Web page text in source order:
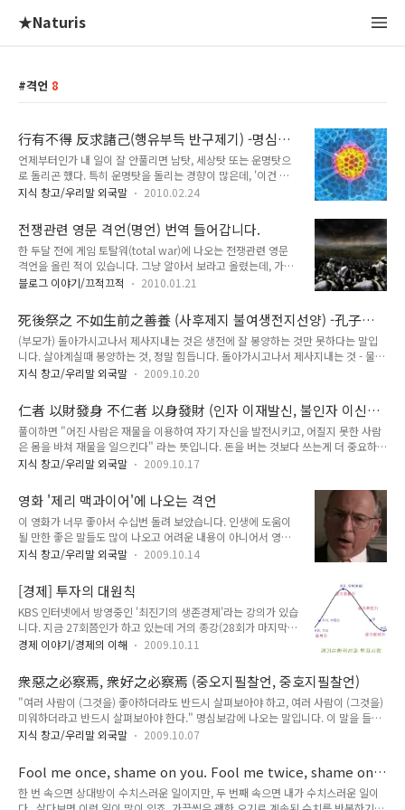
★Naturis
격언 8
行有不得 反求諸己(행유부득 반구제기) -명심보
감-
언제부터인가 내 일이 잘 안풀리면 남탓, 세상탓 또는 운명탓으
로 돌리곤 했다. 특히 운명탓을 돌리는 경향이 많은데, '이건 어
쩔 수 없이 이렇게 된거야', '이 일은 이렇게 될 수 밖에 없었어'
있음에도 다른 곳으로 탓을 떠넘겨 버린다. 일종의 회피 전략이
랄까. 정신적인 회피를 함으로써 나 스스로가 스트레스를 덜 받
으려고하는 본능적 작용인 것 같다. 거기까지는 좋다. 정신적 상
처를 덜 받는게 나쁘다고 할 수는 없으니까. 그러나, 분명 잘못은
조금씩 모습을 바꾸어 내 삶에서 반복하게 되고, 그럴때마다 회
피라는 마약을 주사해가면서. 명심보감에 "行有不得 反求諸己
(행유부득 반구제기..
지식 창고/우리말 외국말 2010.02.24
전쟁관련 영문 격언(명언) 번역 들어갑니다.
한 두달 전에 게임 토탈워(total war)에 나오는 전쟁관련 영문
격언을 올린 적이 있습니다. 그냥 알아서 보라고 올렸는데, 가끔
씩 검색으로 찾아들어오는 사람들이 있더군요. 그때마다 괜히 미
려고 합니다. 그런데 워낙 양이 많아서 시간이 걸릴것 같더군요.
혹시 영어 실력이 되시는 분, 조금만 도와주시면 감사하겠습니
다. 포스팅에 댓글을 달아주세요. ☞
http://naturis.tistory.com/4 당신의 조금만 손길이 우리의 지
식을 풍요롭게 만들고 누군가에게 도움이 됩니다. ^^ p.s 포스팅
시면 고맙겠습니다. 작업하신 분량은 따로 블로그 아이디를 공개
하지는 않고 포스팅 마지막에 ..
블로그 이야기/끄적끄적 2010.01.21
死後祭之 不如生前之善養 (사후제지 불여생전지선양) -孔子家
語-
(부모가) 돌아가시고나서 제사지내는 것은 생전에 잘 봉양하는 것만 못하다는 말입
니다. 살아계실때 봉양하는 것, 정말 힘듭니다. 돌아가시고나서 제사지내는 것 - 물론
제사상을 차리는 여자들 입장에서는 힘들겠지만 - 어렵지 않습니다. 1년에 한 번만
직접 사와서 제사상에 올리기도 합니다. 여기서 말하는 제사를 현대에 맞게 해석하면
사후에 누군가를 기리는 모든 행위를 말할 수 있겠습니다. 부모님 사후에 쑈하지 맙
시다. 쑈는 자신을 위한 쑈일 뿐입니다. 부모님 사후에 후회할 필요도 없습니다. 살아
계실 때 잘 합시다. 출전) 孔子家語(공자가어) : 魏(위)나라 王肅(왕숙)이 엮은 책
(冊)으로, 공자(孔子)의 언행(言行) 및 제자(弟..
지식 창고/우리말 외국말 2009.10.20
仁者 以財發身 不仁者 以身發財 (인자 이재발신, 불인자 이신발
재) -大學-
풀이하면 "어진 사람은 재물을 이용하여 자기 자신을 발전시키고, 어질지 못한 사람
은 몸을 바쳐 재물을 일으킨다" 라는 뜻입니다. 돈을 버는 것보다 쓰는게 더 중요하다
고 합니다. 독립운동가 이회영 (그리고 그 형제분들) 같은 분은 '이재발신'에 해당하
니다. 더우기 이완용, 송병준 두 인간은 만고에 욕을 먹고 살겠지요. 그러나 저러나,
재산을 전부 써가면서까지 독립운동을 한 독립운동가들과 후손들에게 국가는 어떤
식으로든 충분한 보상을 해주어야 하지 않을까요? 가난에 시달린다는 독립운동가의
후손들 소식이나, 조상의 땅을 되찾거나 빼앗기지 않으려 노력하는 매국노의 후손들
을 보면 분노가 치밀어 오릅니다. 정부의 행태가 더 웃깁니..
지식 창고/우리말 외국말 2009.10.17
영화 '제리 맥과이어'에 나오는 격언
이 영화가 너무 좋아서 수십번 돌려 보았습니다. 인생에 도움이
될 만한 좋은 말들도 많이 나오고 어려운 내용이 아니어서 영어
공부 하기에도 참 좋죠. 음악은 더욱 좋구요.. Los Panchos가
가 첫 데이트하는 장면에서 나오는데, 멕시코 복장의 밴드가 이
노래를 부릅니다. 이 밴드가 진짜 Los Panchos 이지 않을까 생
각합니다만 그건 중요치 않고 실제로는 Gloria Estefan이 부른
버전이 훨씬 낫긴 합니다. ㅎㅎ Roll with the punches.
Tomorrow is another day. (어려운 상황에 적응하면서 살아
로드의 부인 마시에게 로..
지식 창고/우리말 외국말 2009.10.14
[경제] 투자의 대원칙
KBS 인터넷에서 방영중인 '최진기의 생존경제'라는 강의가 있습
니다. 지금 27회쯤인가 하고 있는데 거의 종강(28회가 마지막
임)이 다가오고 있죠. 이 강의 정말 쉽고 유익합니다. 재미도 있
http://news.kbs.co.kr/article/economic/200910/200910
04/1857205.html 가시면 됩니다. 꼭 한번 들러서 보시길. 1회
부터 다 보세요. 27회에서는 실업률 등 통계자료를 통해 대한민
국의 현실을 진단했는데 처참하더군요. OECD 회원국 총 30개
중에서 자살률 1위(IMF이후 10년동안 계속이랍니다), 자영업자
보험의 사각지역에 있습니다), 사회적 공공지출 30위, 정부지출
에 대한 불..
경제 이야기/경제의 이해 2009.10.11
衆惡之必察焉, 衆好之必察焉 (중오지필찰언, 중호지필찰언)
"여러 사람이 (그것을) 좋아하더라도 반드시 살펴보아야 하고, 여러 사람이 (그것을)
미워하더라고 반드시 살펴보아야 한다." 명심보감에 나오는 말입니다. 이 말을 들으
면 요즈음 일부 네티즌들의 무분별하게 자기 생각도 없이 남의 의견에 또는 잘못된
몰려 인터넷에서 사진이 떠돌았던 사건이나, '미녀들의 수다'에 나오는 베라 씨의 한
국 모독사건 (오해에서 비롯된 잘못된 보도임이 들어났었죠) 에서도 그러했습니다.
지식 창고/우리말 외국말 2009.10.07
Fool me once, shame on you. Fool me twice, shame on
me.
한 번 속으면 상대방이 수치스러운 일이지만, 두 번째 속으면 내가 수치스러운 일이